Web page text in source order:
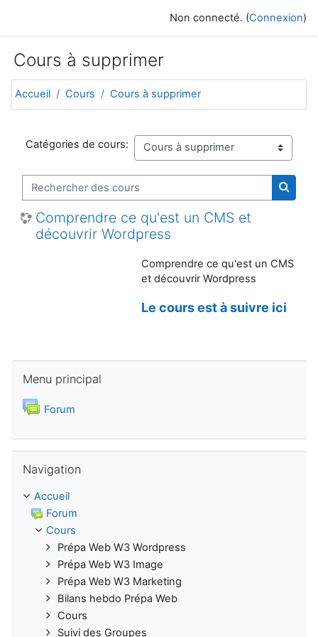
Non connecté. (Connexion)
Cours à supprimer
Accueil Cours Cours à supprimer
Catégories de cours:
Rechercher des cours
Comprendre ce qu'est un CMS et
découvrir Wordpress
Comprendre ce qu'est un CMS
et découvrir Wordpress
Le cours est à suivre ici
Menu principal
Forum
Navigation
Accueil
Forum
Cours
Prépa Web W3 Wordpress
Prépa Web W3 Image
Prépa Web W3 Marketing
Bilans hebdo Prépa Web
Cours
Suivi des Groupes